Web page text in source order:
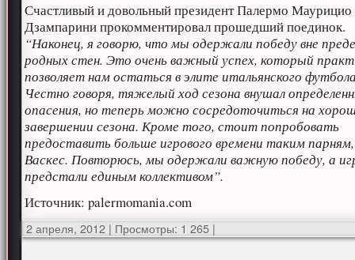
Счастливый и довольный президент Палермо Маурицио
Дзампарини прокомментировал прошедший поединок.
“Наконец, я говорю, что мы одержали победу вне
родных стен. Это очень важный успех, который
позволяет нам остаться в элите итальянского
Честно говоря, тяжелый ход сезона внушал
опасения, но теперь можно сосредоточиться на
завершении сезона. Кроме того, стоит попробовать
предоставить больше игрового времени таким
Васкес. Повторюсь, мы одержали важную победу, а
предстали единым коллективом”.
Источник: palermomania.com
2 апреля, 2012 | Просмотры: 1 265 |